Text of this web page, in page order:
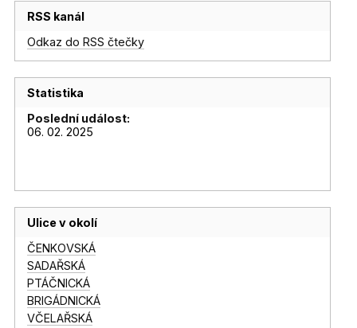
RSS kanál
Odkaz do RSS čtečky
Statistika
Poslední událost:
06. 02. 2025
Ulice v okolí
ČENKOVSKÁ
SADAŘSKÁ
PTÁČNICKÁ
BRIGÁDNICKÁ
VČELAŘSKÁ